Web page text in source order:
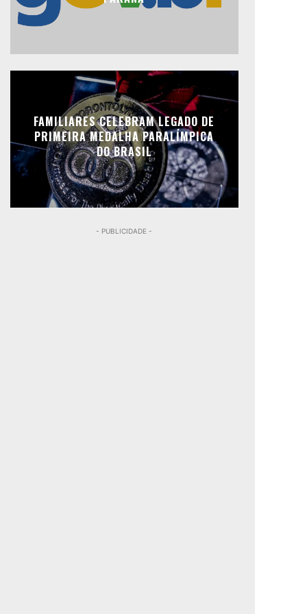
FAMILIARES CELEBRAM LEGADO DE
PRIMEIRA MEDALHA PARALÍMPICA
DO BRASIL
- PUBLICIDADE -